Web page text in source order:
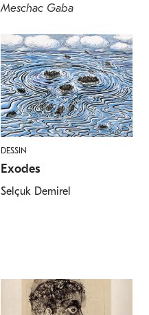
Meschac Gaba
DESSIN
Exodes
Selçuk Demirel